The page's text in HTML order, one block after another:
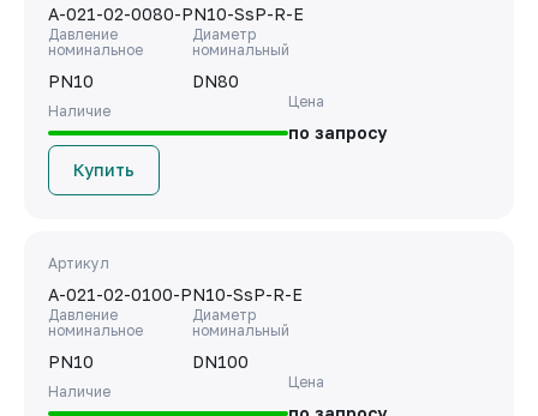
A-021-02-0080-PN10-SsP-R-E
Давление
номинальное
PN10
Диаметр
номинальный
DN80
Наличие
Цена
по запросу
Купить
Артикул
A-021-02-0100-PN10-SsP-R-E
Давление
номинальное
PN10
Диаметр
номинальный
DN100
Наличие
Цена